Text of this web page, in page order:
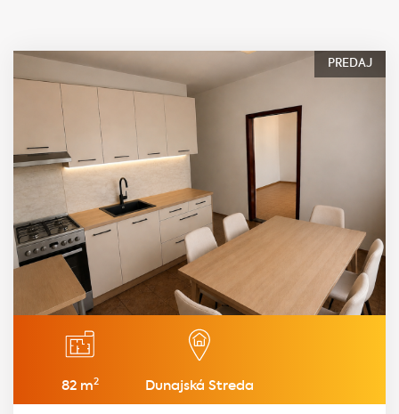
PREDAJ
82 m2 Dunajská Streda